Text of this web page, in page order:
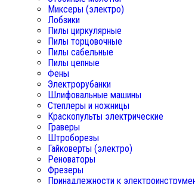
Миксеры (электро)
Лобзики
Пилы циркулярные
Пилы торцовочные
Пилы сабельные
Пилы цепные
Фены
Электрорубанки
Шлифовальные машины
Степлеры и ножницы
Краскопульты электрические
Граверы
Штроборезы
Гайковерты (электро)
Реноваторы
Фрезеры
Принадлежности к